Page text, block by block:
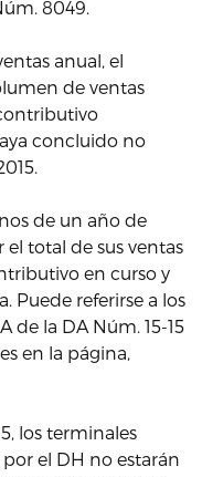
8049.
anual, el
de ventas
concluido no
de un año de
total de sus ventas
en curso y
Puede referirse a los
de la DA Núm. 15-15
en la página,
los terminales
el DH no estarán